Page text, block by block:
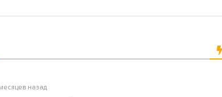
назад